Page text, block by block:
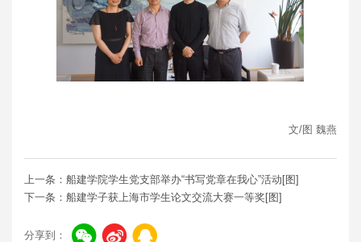
文/图 魏燕
上一条：船建学院学生党支部举办“书写党章在我心”活动[图]
下一条：船建学子获上海市学生论文交流大赛一等奖[图]
分享到：